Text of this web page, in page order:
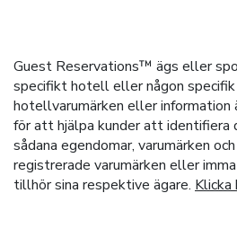
Guest Reservations™ ägs eller
specifikt hotell eller någon specifik
hotellvarumärken eller information
för att hjälpa kunder att identifiera
sådana egendomar, varumärken
registrerade varumärken eller
tillhör sina respektive ägare. Klicka